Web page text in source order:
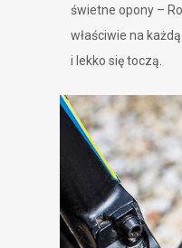
świetne opony –
właściwie na
i lekko się toczą.